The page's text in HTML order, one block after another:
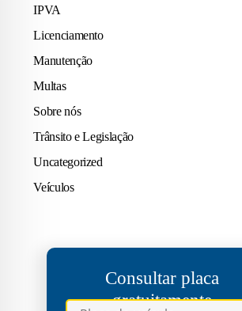
IPVA
Licenciamento
Manutenção
Multas
Sobre nós
Trânsito e Legislação
Uncategorized
Veículos
Consultar placa
gratuitamente